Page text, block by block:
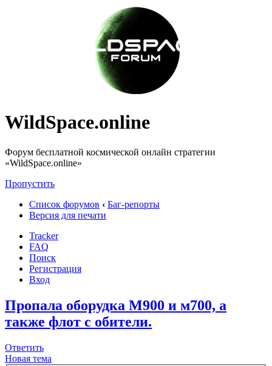
WildSpace.online
Форум бесплатной космической онлайн стратегии
«WildSpace.online»
Пропустить
Список форумов ‹ Баг-репорты
Версия для печати
Tracker
FAQ
Поиск
Регистрация
Вход
Пропала оборудка М900 и м700, а
также флот с обители.
Ответить
Новая тема